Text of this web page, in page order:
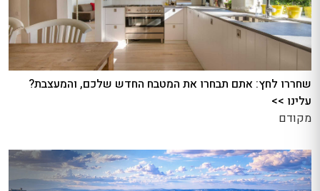
שחררו לחץ: אתם תבחרו את המטבח החדש שלכם, והמעצבת?
עלינו >>
מקודם